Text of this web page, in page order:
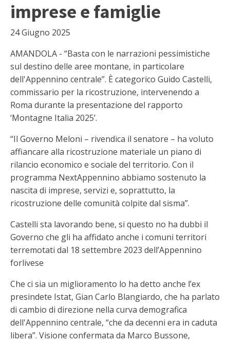
imprese e famiglie
24 Giugno 2025
AMANDOLA - “Basta con le narrazioni pessimistiche
sul destino delle aree montane, in particolare
dell'Appennino centrale”. È categorico Guido Castelli,
commissario per la ricostruzione, intervenendo a
Roma durante la presentazione del rapporto
‘Montagne Italia 2025’.
“Il Governo Meloni – rivendica il senatore – ha voluto
affiancare alla ricostruzione materiale un piano di
rilancio economico e sociale del territorio. Con il
programma NextAppennino abbiamo sostenuto la
nascita di imprese, servizi e, soprattutto, la
ricostruzione delle comunità colpite dal sisma”.
Castelli sta lavorando bene, si questo no ha dubbi il
Governo che gli ha affidato anche i comuni territori
terremotati dal 18 settembre 2023 dell’Appennino
forlivese
Che ci sia un miglioramento lo ha detto anche l’ex
presindete Istat, Gian Carlo Blangiardo, che ha parlato
di cambio di direzione nella curva demografica
dell'Appennino centrale, “che da decenni era in caduta
libera”. Visione confermata da Marco Bussone,